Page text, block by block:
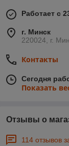
Работает с
г. Минск
220024, г.
Контакты
Сегодня
Показать
Отзывы о
114 отзывов